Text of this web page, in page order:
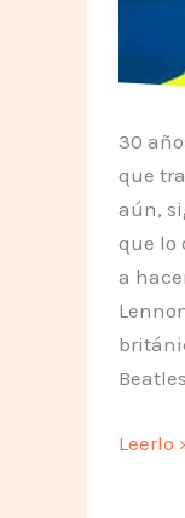
30
que
aún,
que lo
a
Leerlo